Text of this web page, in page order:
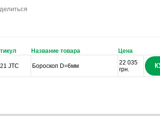
Название товара Цена
JTC Бороскоп D=6мм
22 035
грн.